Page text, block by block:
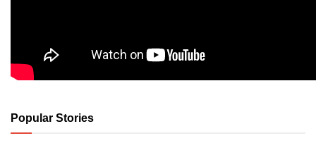
Popular Stories